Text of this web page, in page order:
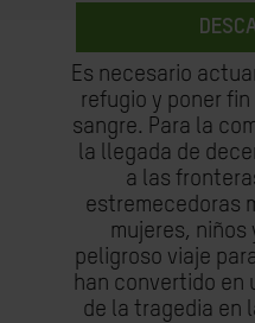
Es necesario
refugio y poner
sangre. Para la
la llegada de
a las
estremecedoras
mujeres, niños
peligroso viaje
han convertido en
de la tragedia en